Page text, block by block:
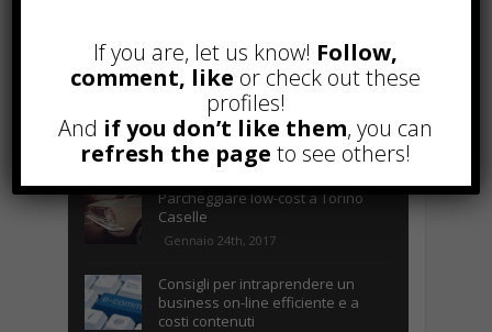
successo
Novembre 22nd, 2016
Comprare visite YouTube: i 5
vantaggi TOP!
Novembre 2nd, 2017
Parcheggiare low-cost a Torino
Caselle
Gennaio 24th, 2017
Consigli per intraprendere un
business on-line efficiente e a
costi contenuti
If you are, let us know! Follow,
comment, like or check out these
profiles!
And if you don’t like them, you can
refresh the page to see others!